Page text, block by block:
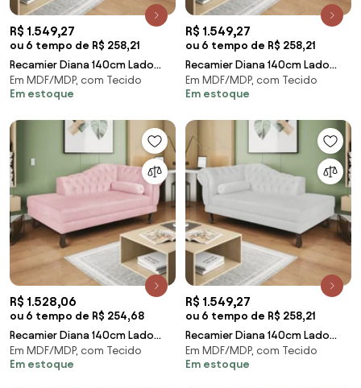
R$ 1.549,27
ou 6 tempo de R$ 258,21
Recamier Diana 140cm Lado
Direito Corano Bege - ADJ
Decor
Em MDF/MDP, com Tecido
Em estoque
R$ 1.549,27
ou 6 tempo de R$ 258,21
Recamier Diana 140cm Lado
Direito Corano Cinza - ADJ
Decor
Em MDF/MDP, com Tecido
Em estoque
R$ 1.528,06
ou 6 tempo de R$ 254,68
Recamier Diana 140cm Lado
Esquerdo Suede Rosa Bebê -
ADJ Decor
Em MDF/MDP, com Tecido
Em estoque
R$ 1.549,27
ou 6 tempo de R$ 258,21
Recamier Diana 140cm Lado
Direito Corano Branco - ADJ
Decor
Em MDF/MDP, com Tecido
Em estoque